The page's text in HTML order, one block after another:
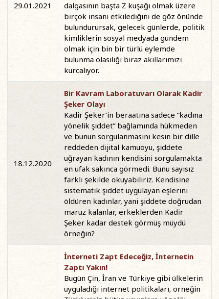
29.01.2021
dalgasının başta Z kuşağı olmak üzere
birçok insanı etkilediğini de göz önünde
bulundurursak, gelecek günlerde, politik
kimliklerin sosyal medyada gündem
olmak için bin bir türlü eylemde
bulunma olasılığı biraz akıllarımızı
kurcalıyor.
18.12.2020
Bir Kavram Laboratuvarı Olarak Kadir
Şeker Olayı
Kadir Şeker’in beraatına sadece “kadına
yönelik şiddet” bağlamında hükmeden
ve bunun sorgulanmasını kesin bir dille
reddeden dijital kamuoyu, şiddete
uğrayan kadının kendisini sorgulamakta
en ufak sakınca görmedi. Bunu sayısız
farklı şekilde okuyabiliriz. Kendisine
sistematik şiddet uygulayan eşlerini
öldüren kadınlar, yani şiddete doğrudan
maruz kalanlar, erkeklerden Kadir
Şeker kadar destek görmüş müydü
örneğin?
İnterneti Zapt Edeceğiz, İnternetin
Zaptı Yakın!
Bugün Çin, İran ve Türkiye gibi ülkelerin
uyguladığı internet politikaları, örneğin